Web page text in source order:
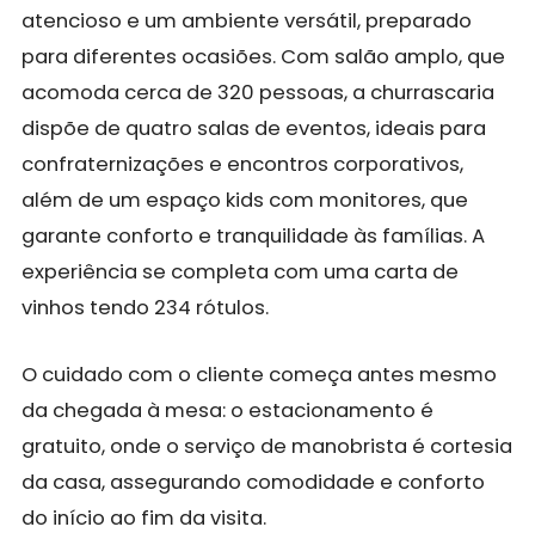
atencioso e um ambiente versátil, preparado
para diferentes ocasiões. Com salão amplo, que
acomoda cerca de 320 pessoas, a churrascaria
dispõe de quatro salas de eventos, ideais para
confraternizações e encontros corporativos,
além de um espaço kids com monitores, que
garante conforto e tranquilidade às famílias. A
experiência se completa com uma carta de
vinhos tendo 234 rótulos.
O cuidado com o cliente começa antes mesmo
da chegada à mesa: o estacionamento é
gratuito, onde o serviço de manobrista é cortesia
da casa, assegurando comodidade e conforto
do início ao fim da visita.